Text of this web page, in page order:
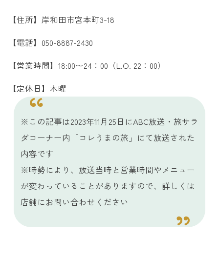
【住所】岸和田市宮本町3-18
【電話】050-8887-2430
【営業時間】18:00〜24：00（L.O. 22：00）
【定休日】木曜
※この記事は2023年11月25日にABC放送・旅サラ
ダコーナー内「コレうまの旅」にて放送された
内容です
※時勢により、放送当時と営業時間やメニュー
が変わっていることがありますので、詳しくは
店舗にお問い合わせください